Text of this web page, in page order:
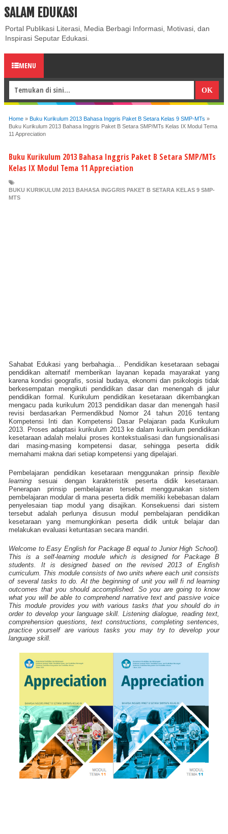
ABOUT CONTACT US
SALAM EDUKASI
Portal Publikasi Literasi, Media Berbagi Informasi, Motivasi, dan
Inspirasi Seputar Edukasi.
MENU
Home » Buku Kurikulum 2013 Bahasa Inggris Paket B Setara Kelas 9 SMP-MTs »
Buku Kurikulum 2013 Bahasa Inggris Paket B Setara SMP/MTs Kelas IX Modul Tema
11 Appreciation
Buku Kurikulum 2013 Bahasa Inggris Paket B Setara SMP/MTs
Kelas IX Modul Tema 11 Appreciation
BUKU KURIKULUM 2013 BAHASA INGGRIS PAKET B SETARA KELAS 9 SMP-
MTS
Sahabat Edukasi yang berbahagia… Pendidikan kesetaraan sebagai
pendidikan alternatif memberikan layanan kepada mayarakat yang
karena kondisi geografis, sosial budaya, ekonomi dan psikologis tidak
berkesempatan mengikuti pendidikan dasar dan menengah di jalur
pendidikan formal. Kurikulum pendidikan kesetaraan dikembangkan
mengacu pada kurikulum 2013 pendidikan dasar dan menengah hasil
revisi berdasarkan Permendikbud Nomor 24 tahun 2016 tentang
Kompetensi Inti dan Kompetensi Dasar Pelajaran pada Kurikulum
2013. Proses adaptasi kurikulum 2013 ke dalam kurikulum pendidikan
kesetaraan adalah melalui proses kontekstualisasi dan fungsionalisasi
dari masing-masing kompetensi dasar, sehingga peserta didik
memahami makna dari setiap kompetensi yang dipelajari.
Pembelajaran pendidikan kesetaraan menggunakan prinsip flexible
learningsesuai dengan karakteristik peserta didik kesetaraan.
Penerapan prinsip pembelajaran tersebut menggunakan sistem
pembelajaran modular di mana peserta didik memiliki kebebasan dalam
penyelesaian tiap modul yang disajikan. Konsekuensi dari sistem
tersebut adalah perlunya disusun modul pembelajaran pendidikan
kesetaraan yang memungkinkan peserta didik untuk belajar dan
melakukan evaluasi ketuntasan secara mandiri.
Welcome to Easy English for Package B equal to Junior High School).
This is a self-learning module which is designed for Package B
students. It is designed based on the revised 2013 of English
curriculum. This module consists of two units where each unit consists
of several tasks to do. At the beginning of unit you will fi nd learning
outcomes that you should accomplished. So you are going to know
what you will be able to comprehend narrative text and passive voice
This module provides you with various tasks that you should do in
order to develop your language skill. Listening dialogue, reading text,
comprehension questions, text constructions, completing sentences,
practice yourself are various tasks you may try to develop your
language skill.